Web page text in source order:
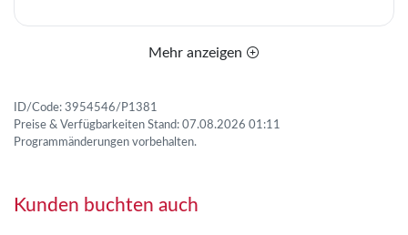
Mehr anzeigen
ID/Code: 3954546/P1381
Preise & Verfügbarkeiten Stand: 07.08.2026 01:11
Programmänderungen vorbehalten.
Kunden buchten auch